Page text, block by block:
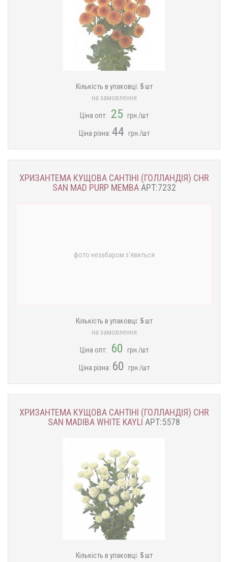
Кількість в упаковці: 5шт
на замовлення
Ціна опт: 25 грн./шт
Ціна різна: 44 грн./шт
ХРИЗАНТЕМА КУЩОВА САНТІНІ (ГОЛЛАНДІЯ) CHR
SAN MAD PURP MEMBAАРТ:7232
фото незабаром з'явиться
Кількість в упаковці: 5шт
на замовлення
Ціна опт: 60 грн./шт
Ціна різна: 60 ​​грн./шт
ХРИЗАНТЕМА КУЩОВА САНТІНІ (ГОЛЛАНДІЯ) CHR
SAN MADIBA WHITE KAYLI АРТ:5578
Кількість в упаковці: 5шт